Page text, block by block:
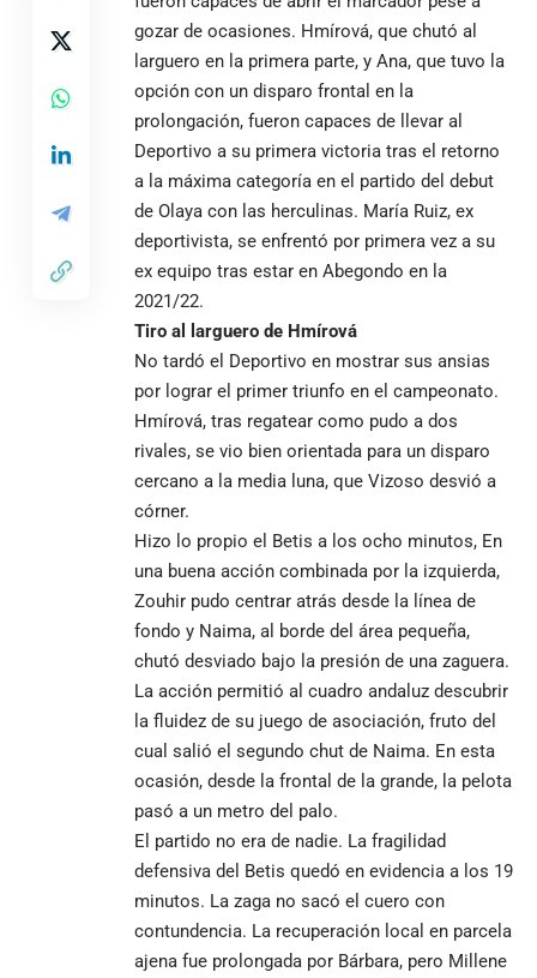
gozar de ocasiones. Hmírová, que chutó al
larguero en la primera parte, y Ana, que tuvo la
opción con un disparo frontal en la
prolongación, fueron capaces de llevar al
Deportivo a su primera victoria tras el retorno
a la máxima categoría en el partido del debut
de Olaya con las herculinas. María Ruiz, ex
deportivista, se enfrentó por primera vez a su
ex equipo tras estar en Abegondo en la
2021/22.
Tiro al larguero de Hmírová
No tardó el Deportivo en mostrar sus ansias
por lograr el primer triunfo en el campeonato.
Hmírová, tras regatear como pudo a dos
rivales, se vio bien orientada para un disparo
cercano a la media luna, que Vizoso desvió a
córner.
Hizo lo propio el Betis a los ocho minutos, En
una buena acción combinada por la izquierda,
Zouhir pudo centrar atrás desde la línea de
fondo y Naima, al borde del área pequeña,
chutó desviado bajo la presión de una zaguera.
La acción permitió al cuadro andaluz descubrir
la fluidez de su juego de asociación, fruto del
cual salió el segundo chut de Naima. En esta
ocasión, desde la frontal de la grande, la pelota
pasó a un metro del palo.
El partido no era de nadie. La fragilidad
defensiva del Betis quedó en evidencia a los 19
minutos. La zaga no sacó el cuero con
contundencia. La recuperación local en parcela
ajena fue prolongada por Bárbara, pero Millene